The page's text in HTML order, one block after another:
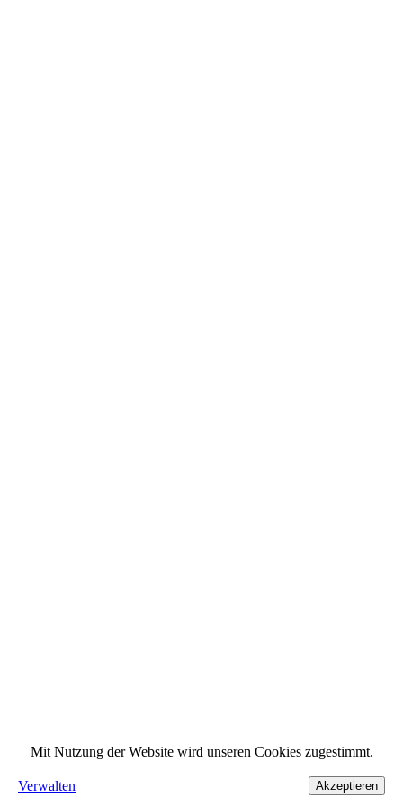
Mit Nutzung der Website wird unseren Cookies zugestimmt.
Verwalten Akzeptieren